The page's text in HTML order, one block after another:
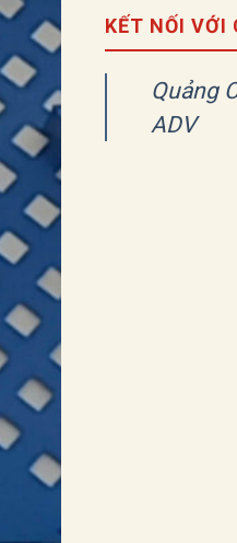
KẾT NỐI VỚI
Quảng
ADV